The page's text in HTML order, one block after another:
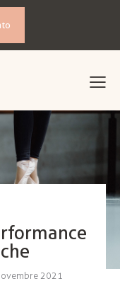
2021